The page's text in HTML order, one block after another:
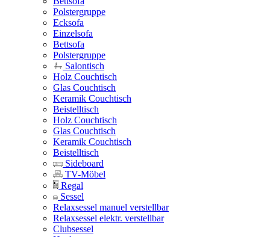
Polstergruppe
Ecksofa
Einzelsofa
Bettsofa
Polstergruppe
Salontisch
Holz Couchtisch
Glas Couchtisch
Keramik Couchtisch
Beistelltisch
Holz Couchtisch
Glas Couchtisch
Keramik Couchtisch
Beistelltisch
Sideboard
TV-Möbel
Regal
Sessel
Relaxsessel manuel verstellbar
Relaxsessel elektr. verstellbar
Clubsessel